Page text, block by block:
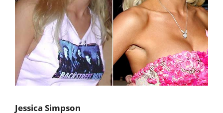
Jessica Simpson